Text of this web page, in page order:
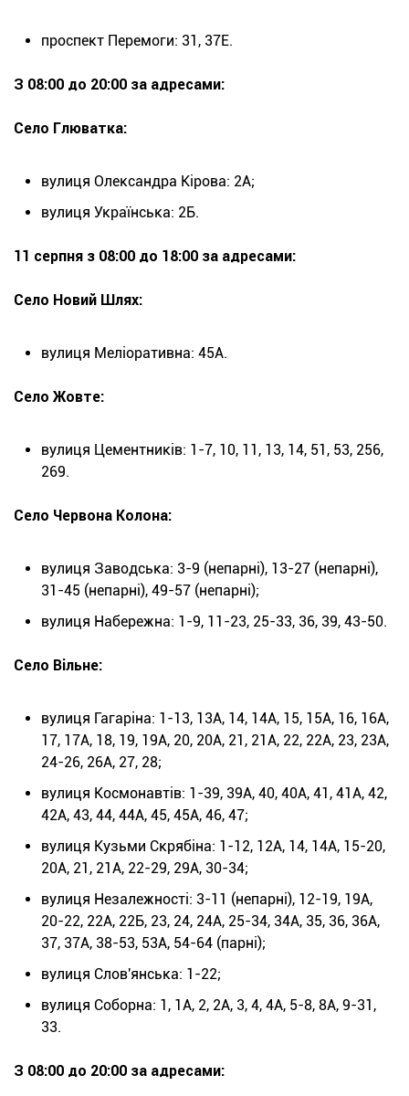
проспект Перемоги: 31, 37Е.
З 08:00 до 20:00 за адресами:
Село Глюватка:
вулиця Олександра Кірова: 2А;
вулиця Українська: 2Б.
11 серпня з 08:00 до 18:00 за адресами:
Село Новий Шлях:
вулиця Меліоративна: 45А.
Село Жовте:
вулиця Цементників: 1-7, 10, 11, 13, 14, 51, 53, 256,
269.
Село Червона Колона:
вулиця Заводська: 3-9 (непарні), 13-27 (непарні),
31-45 (непарні), 49-57 (непарні);
вулиця Набережна: 1-9, 11-23, 25-33, 36, 39, 43-50.
Село Вільне:
вулиця Гагаріна: 1-13, 13А, 14, 14А, 15, 15А, 16, 16А,
17, 17А, 18, 19, 19А, 20, 20А, 21, 21А, 22, 22А, 23, 23А,
24-26, 26А, 27, 28;
вулиця Космонавтів: 1-39, 39А, 40, 40А, 41, 41А, 42,
42А, 43, 44, 44А, 45, 45А, 46, 47;
вулиця Кузьми Скрябіна: 1-12, 12А, 14, 14А, 15-20,
20А, 21, 21А, 22-29, 29А, 30-34;
вулиця Незалежності: 3-11 (непарні), 12-19, 19А,
20-22, 22А, 22Б, 23, 24, 24А, 25-34, 34А, 35, 36, 36А,
37, 37А, 38-53, 53А, 54-64 (парні);
вулиця Слов'янська: 1-22;
вулиця Соборна: 1, 1А, 2, 2А, 3, 4, 4А, 5-8, 8А, 9-31,
33.
З 08:00 до 20:00 за адресами: